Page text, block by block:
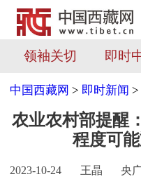
领袖关切 即时
中国西藏网 > 即时新闻 >
农业农村部提醒
程度可
2023-10-24 王晶 央